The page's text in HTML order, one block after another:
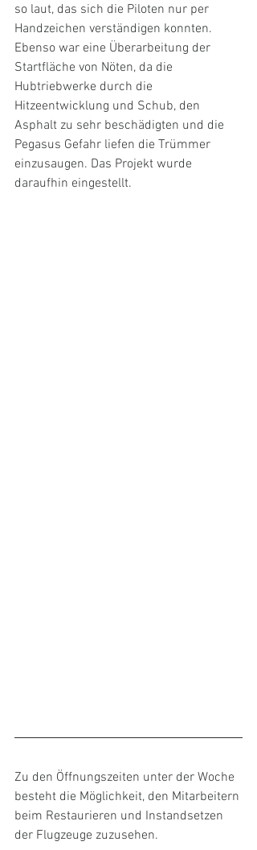
so laut, das sich die Piloten nur per
Handzeichen verständigen konnten.
Ebenso war eine Überarbeitung der
Startfläche von Nöten, da die
Hubtriebwerke durch die
Hitzeentwicklung und Schub, den
Asphalt zu sehr beschädigten und die
Pegasus Gefahr liefen die Trümmer
einzusaugen. Das Projekt wurde
daraufhin eingestellt.
Zu den Öffnungszeiten unter der Woche
besteht die Möglichkeit, den Mitarbeitern
beim Restaurieren und Instandsetzen
der Flugzeuge zuzusehen.